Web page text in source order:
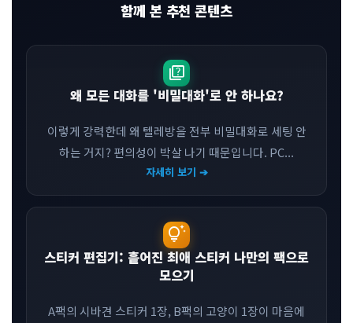
함께 본 추천 콘텐츠
quiz
왜 모든 대화를 '비밀대화'로 안 하나요?
이렇게 강력한데 왜 텔레방을 전부 비밀대화로 세팅 안
하는 거지? 편의성이 박살 나기 때문입니다. PC...
자세히 보기 ➔
tips_and_updates
스티커 편집기: 흩어진 최애 스티커 나만의 팩으로
모으기
A팩의 시바견 스티커 1장, B팩의 고양이 1장이 마음에